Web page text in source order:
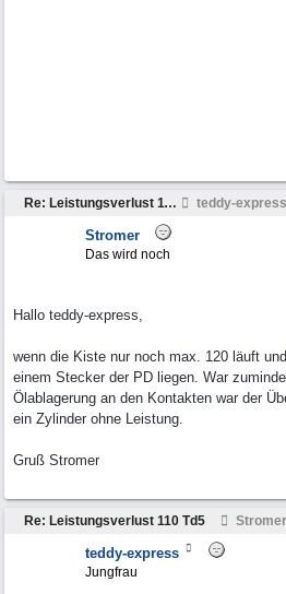
Re: Leistungsverlust 110 Td5 teddy-express
Stromer
Das wird noch
Hallo teddy-express,
wenn die Kiste nur noch max. 120 läuft
einem Stecker der PD liegen. War
Ölablagerung an den Kontakten war der
ein Zylinder ohne Leistung.
Gruß Stromer
Re: Leistungsverlust 110 Td5 Stromer
teddy-express
Jungfrau